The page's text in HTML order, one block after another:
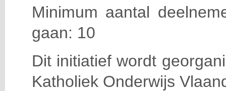
Minimum aantal
gaan: 10
Dit initiatief wordt
Katholiek Onderwijs